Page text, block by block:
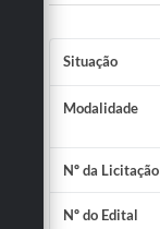
Situação
Modalidade
Nº da Licitação
Nº do Edital